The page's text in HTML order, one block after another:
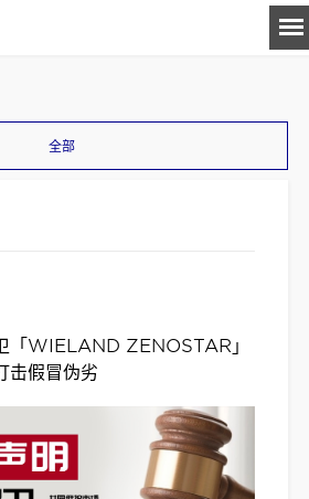
全部
「WIELAND ZENOSTAR」
击假冒伪劣